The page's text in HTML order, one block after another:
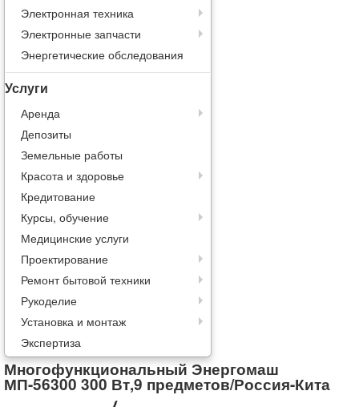
Электронная техника
Электронные запчасти
Энергетические обследования
Услуги
Аренда
Депозиты
Земельные работы
Красота и здоровье
Кредитование
Курсы, обучение
Медицинские услуги
Проектирование
Ремонт бытовой техники
Рукоделие
Установка и монтаж
Экспертиза
Многофункциональный Энергомаш
МП-56300 300 Вт,9 предметов/Россия-Кита